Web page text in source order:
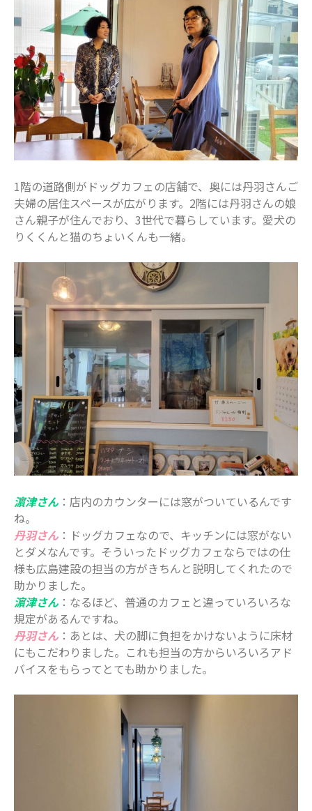
2021年7月
2021年6月
2021年5月
2021年4月
2021年3月
2021年2月
2021年1月
2020年11月
2020年10月
2020年9月
2020年7月
2020年6月
2020年5月
2020年4月
2020年3月
2020年2月
2020年1月
2019年12月
2019年11月
2019年10月
2019年9月
2019年8月
2019年6月
2019年5月
2019年4月
2019年3月
カテゴリー
お仕事
イベント
住まい
妊娠・出産
子どもの福祉（発達障がい・知的障が
い）
家事・生活術
1階の道路側がドッグカフェの店舗で、奥には丹羽さんご
夫婦の居住スペースが広がります。2階には丹羽さんの娘
さん親子が住んでおり、3世代で暮らしています。愛犬の
りくくんと猫のちょいくんも一緒。
濵津さん：店内のカウンターには窓がついているんです
ね。
丹羽さん ：ドッグカフェなので、キッチンには窓がない
とダメなんです。そういったドッグカフェならではの仕
様も広島建設の担当の方がきちんと説明してくれたので
助かりました。
濵津さん：なるほど、普通のカフェと違っていろいろな
規定があるんですね。
丹羽さん ：あとは、犬の脚に負担をかけないように床材
にもこだわりました。これも担当の方からいろいろアド
バイスをもらってとても助かりました。